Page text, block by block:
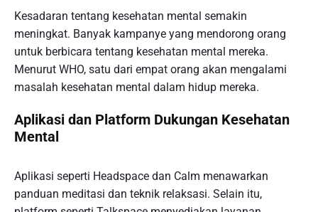
Kesadaran tentang kesehatan mental semakin
meningkat. Banyak kampanye yang mendorong orang
untuk berbicara tentang kesehatan mental mereka.
Menurut WHO, satu dari empat orang akan mengalami
masalah kesehatan mental dalam hidup mereka.
Aplikasi dan Platform Dukungan Kesehatan
Mental
Aplikasi seperti Headspace dan Calm menawarkan
panduan meditasi dan teknik relaksasi. Selain itu,